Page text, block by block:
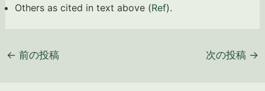
Others as cited in text above (Ref).
← 前の投稿 次の投稿 →